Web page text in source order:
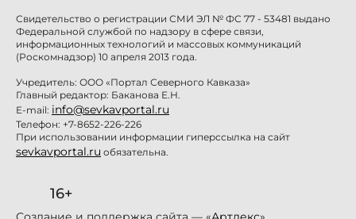
Свидетельство о регистрации СМИ ЭЛ № ФС 77 - 53481 выдано
Федеральной службой по надзору в сфере связи,
информационных технологий и массовых коммуникаций
(Роскомнадзор) 10 апреля 2013 года.
Учредитель: ООО «Портал Северного Кавказа»
Главный редактор: Баканова Е.Н.
E-mail: info@sevkavportal.ru
Телефон: +7-8652-226-226
При использовании информации гиперссылка на сайт
sevkavportal.ru обязательна.
16+